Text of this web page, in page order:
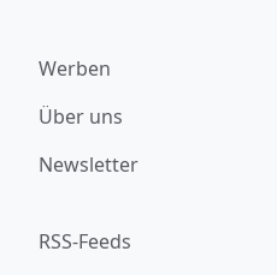
Werben
Über uns
Newsletter
RSS-Feeds